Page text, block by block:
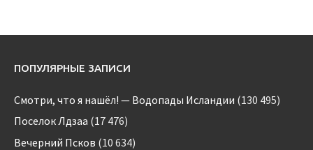
ПОПУЛЯРНЫЕ ЗАПИСИ
Смотри, что я нашёл! — Водопады Исландии (130 495)
Поселок Лдзаа (17 476)
Вечерний Псков (10 634)